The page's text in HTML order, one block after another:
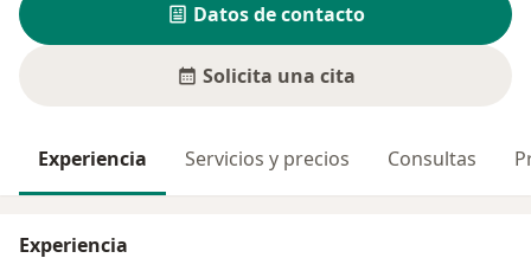
Datos de contacto
Solicita una cita
Experiencia Servicios y precios Consultas
Experiencia